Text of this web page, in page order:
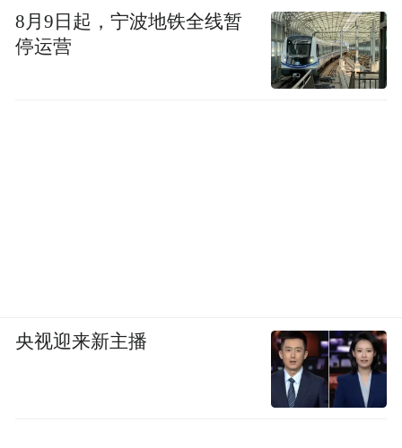
8月9日起，宁波地铁全线暂
停运营
央视迎来新主播